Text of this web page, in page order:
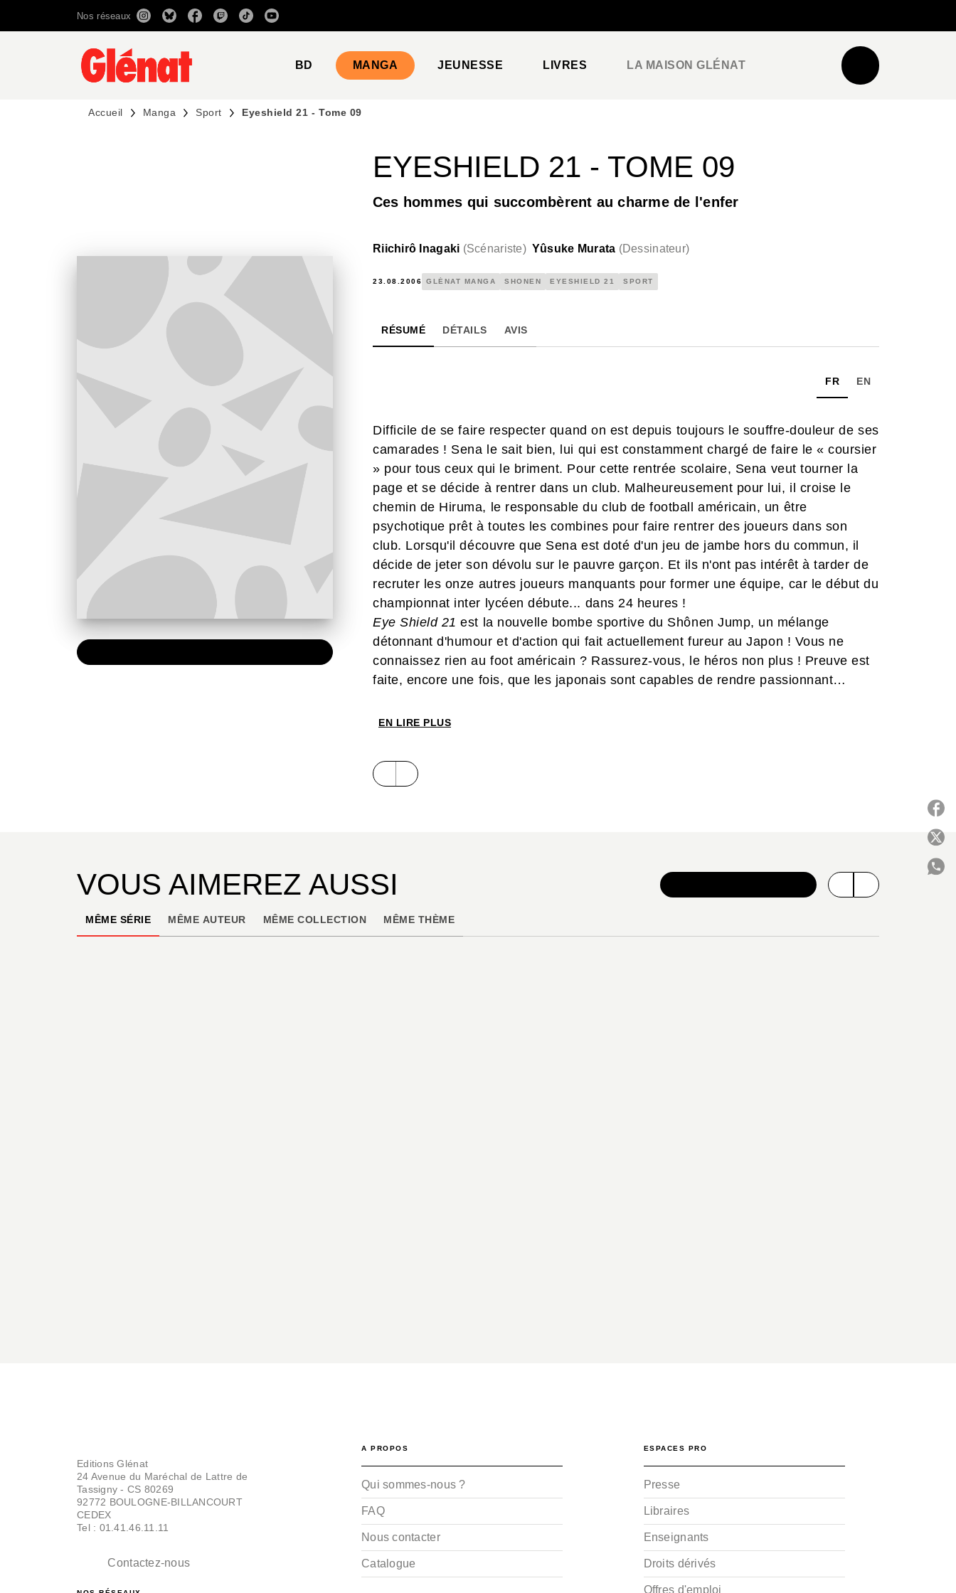
RECHERCHE CONTENU
Nos réseaux
BD MANGA JEUNESSE LIVRES LA MAISON GLÉNAT
Accueil Manga Sport Eyeshield 21 - Tome 09
EYESHIELD 21 - TOME 09
Ces hommes qui succombèrent au charme de l'enfer
Riichirô Inagaki (Scénariste) Yûsuke Murata (Dessinateur)
23.08.2006 GLÉNAT MANGA SHONEN EYESHIELD 21 SPORT
RÉSUMÉ DÉTAILS AVIS
FR EN
Difficile de se faire respecter quand on est depuis toujours le souffre-douleur de ses
camarades ! Sena le sait bien, lui qui est constamment chargé de faire le « coursier
» pour tous ceux qui le briment. Pour cette rentrée scolaire, Sena veut tourner la
page et se décide à rentrer dans un club. Malheureusement pour lui, il croise le
chemin de Hiruma, le responsable du club de football américain, un être
psychotique prêt à toutes les combines pour faire rentrer des joueurs dans son
club. Lorsqu'il découvre que Sena est doté d'un jeu de jambe hors du commun, il
décide de jeter son dévolu sur le pauvre garçon. Et ils n'ont pas intérêt à tarder de
recruter les onze autres joueurs manquants pour former une équipe, car le début du
championnat inter lycéen débute... dans 24 heures !
Eye Shield 21est la nouvelle bombe sportive du Shônen Jump, un mélange
détonnant d'humour et d'action qui fait actuellement fureur au Japon ! Vous ne
connaissez rien au foot américain ? Rassurez-vous, le héros non plus ! Preuve est
faite, encore une fois, que les japonais sont capables de rendre passionnant
EN LIRE PLUS
VOUS AIMEREZ AUSSI
MÊME SÉRIE MÊME AUTEUR MÊME COLLECTION MÊME THÈME
Editions Glénat
24 Avenue du Maréchal de Lattre de
Tassigny - CS 80269
92772 BOULOGNE-BILLANCOURT
CEDEX
Tel : 01.41.46.11.11
Contactez-nous
A PROPOS
Qui sommes-nous ?
FAQ
Nous contacter
Catalogue
ESPACES PRO
Presse
Libraires
Enseignants
Droits dérivés
Offres d'emploi